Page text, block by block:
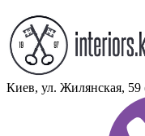
Киев, ул. Жилянская,